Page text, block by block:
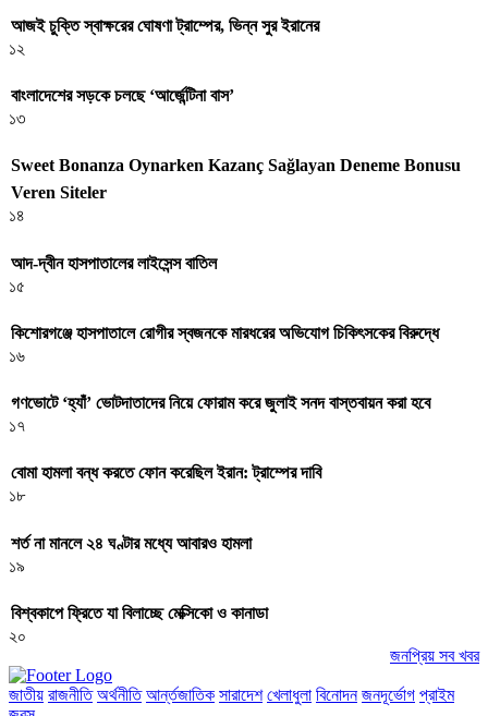
আজই চুক্তি স্বাক্ষরের ঘোষণা ট্রাম্পের, ভিন্ন সুর ইরানের
১২
বাংলাদেশের সড়কে চলছে ‘আর্জেন্টিনা বাস’
১৩
Sweet Bonanza Oynarken Kazanç Sağlayan Deneme Bonusu
Veren Siteler
১৪
আদ-দ্বীন হাসপাতালের লাইসেন্স বাতিল
১৫
কিশোরগঞ্জে হাসপাতালে রোগীর স্বজনকে মারধরের অভিযোগ চিকিৎসকের বিরুদ্ধে
১৬
গণভোটে ‘হ্যাঁ’ ভোটদাতাদের নিয়ে ফোরাম করে জুলাই সনদ বাস্তবায়ন করা হবে
১৭
বোমা হামলা বন্ধ করতে ফোন করেছিল ইরান: ট্রাম্পের দাবি
১৮
শর্ত না মানলে ২৪ ঘণ্টার মধ্যে আবারও হামলা
১৯
বিশ্বকাপে ফ্রিতে যা বিলাচ্ছে মেক্সিকো ও কানাডা
২০
জনপ্রিয় সব খবর
জাতীয় রাজনীতি অর্থনীতি আর্ন্তজাতিক সারাদেশ খেলাধুলা বিনোদন জনদূর্ভোগ প্রাইম